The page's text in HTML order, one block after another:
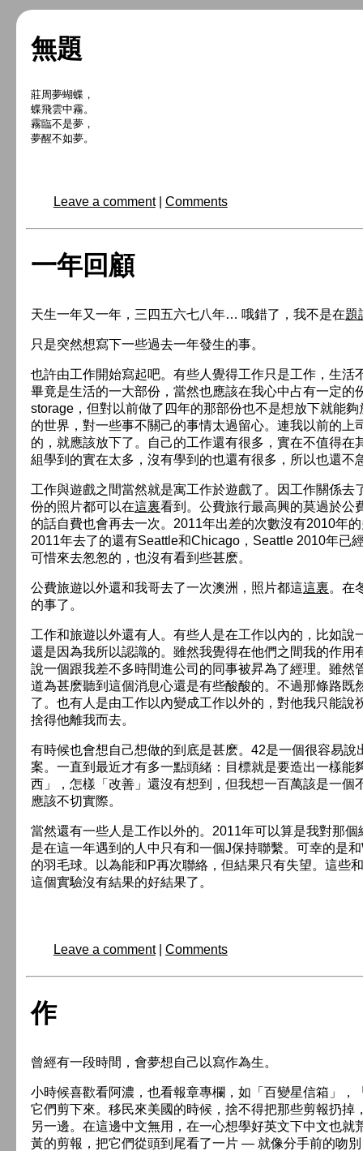
無題
莊周夢蝴蝶，
蝶飛雲中霧。
霧臨不是夢，
Leave a comment| Comments
一年回顧
天生一年又一年，三四五六七八年… 哦錯了，我不是在題
只是突然想寫下一些過去一年發生的事。
也許由工作開始寫起吧。有些人覺得工作只是工作，生活
畢竟是生活的一大部份，當然也應該在我心中占有一定的
storage，但對以前做了四年的那部份也不是想放下就能
的世界，對一些事不關己的事情太過留心。連我以前的上
的，就應該放下了。自己的工作還有很多，實在不值得在
組學到的實在太多，沒有學到的也還有很多，所以也還不
工作與遊戲之間當然就是寓工作於遊戲了。因工作關係去
份的照片都可以在這裏看到。公費旅行最高興的莫過於公
的話自費也會再去一次。2011年出差的次數沒有2010年
2011年去了的還有Seattle和Chicago，Seattle 2010年已
可惜來去怱怱的，也沒有看到些甚麽。
公費旅遊以外還和我哥去了一次澳洲，照片都這這裏。在
的事了。
工作和旅遊以外還有人。有些人是在工作以內的，比如說
還是因為我所以認識的。雖然我覺得在他們之間我的作用
說一個跟我差不多時間進公司的同事被昇為了經理。雖然
道為甚麽聽到這個消息心還是有些酸酸的。不過那條路既
了。也有人是由工作以內變成工作以外的，對他我只能說
捨得他離我而去。
有時候也會想自己想做的到底是甚麽。42是一個很容易
案。一直到最近才有多一點頭緒：目標就是要造出一樣能
西」，怎樣「改善」還沒有想到，但我想一百萬該是一個
應該不切實際。
當然還有一些人是工作以外的。2011年可以算是我對那
是在這一年遇到的人中只有和一個J保持聯繫。可幸的是
的羽毛球。以為能和P再次聯絡，但結果只有失望。這些
這個實驗沒有結果的好結果了。
Leave a comment| Comments
作
曾經有一段時間，會夢想自己以寫作為生。
小時候喜歡看阿濃，也看報章專欄，如「百變星信箱」，
它們剪下來。移民來美國的時候，捨不得把那些剪報扔掉
另一邊。在這邊中文無用，在一心想學好英文下中文也
黃的剪報，把它們從頭到尾看了一片 — 就像分手前的吻